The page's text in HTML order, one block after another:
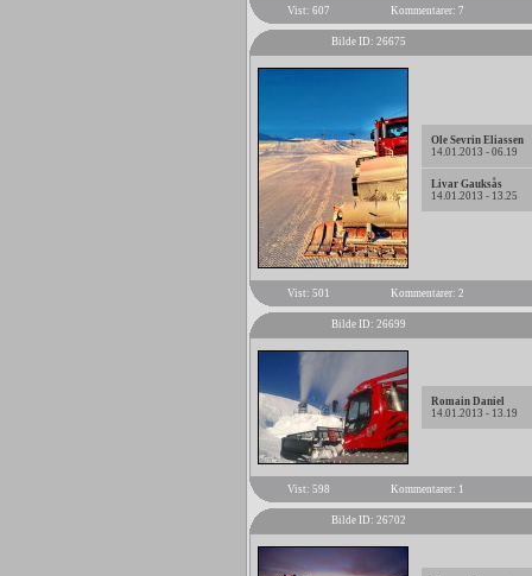
Vist: 607 Kommentarer: 7
Bilde ID: 26675
Ole Sevrin Eliassen
14.01.2013 - 06.19
Livar Gauksås
14.01.2013 - 13.25
Vist: 501 Kommentarer: 2
Bilde ID: 26699
Romain Daniel
14.01.2013 - 13.19
Vist: 598 Kommentarer: 1
Bilde ID: 26702